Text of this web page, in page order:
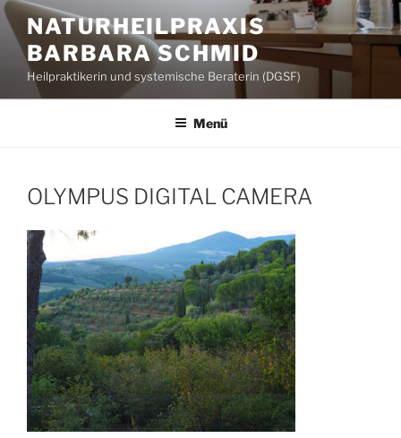
Zum
Inhalt
springen
NATURHEILPRAXIS
BARBARA SCHMID
Heilpraktikerin und systemische Beraterin (DGSF)
Menü
OLYMPUS DIGITAL CAMERA